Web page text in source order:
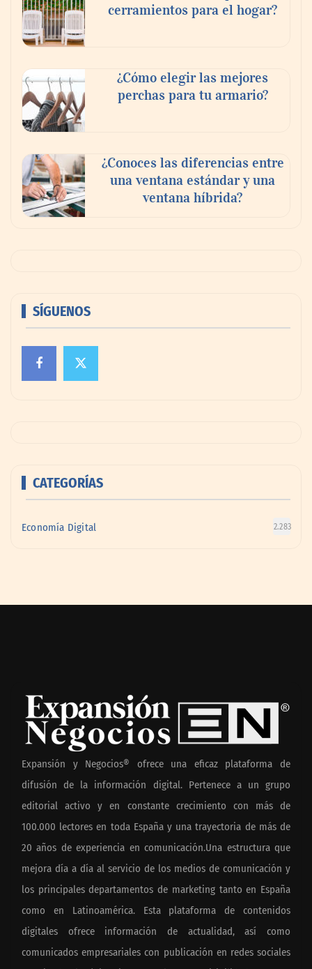
cerramientos para el hogar?
¿Cómo elegir las mejores
perchas para tu armario?
¿Conoces las diferencias entre
una ventana estándar y una
ventana híbrida?
SÍGUENOS
CATEGORÍAS
Economía Digital 2.283
Expansión y Negocios® ofrece una eficaz plataforma de
difusión de la información digital. Pertenece a un grupo
editorial activo y en constante crecimiento con más de
100.000 lectores en toda España y una trayectoria de más de
20 años de experiencia en comunicación.Una estructura que
mejora día a día al servicio de los medios de comunicación y
los principales departamentos de marketing tanto en España
como en Latinoamérica. Esta plataforma de contenidos
digitales ofrece información de actualidad, así como
comunicados empresariales con publicación en redes sociales